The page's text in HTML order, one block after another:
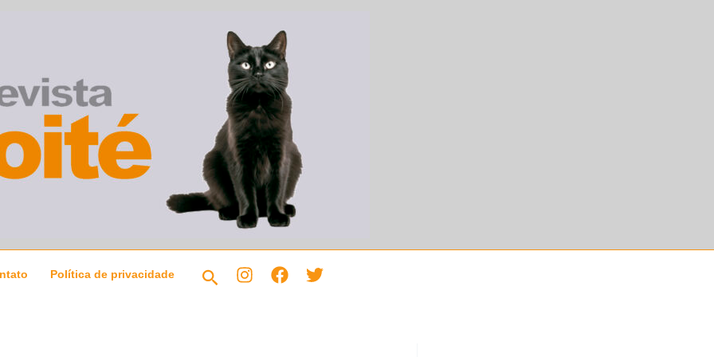
Política de privacidade Pesquisar